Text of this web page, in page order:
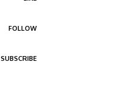
FOLLOW
SUBSCRIBE